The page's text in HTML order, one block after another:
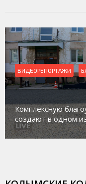
в одном из